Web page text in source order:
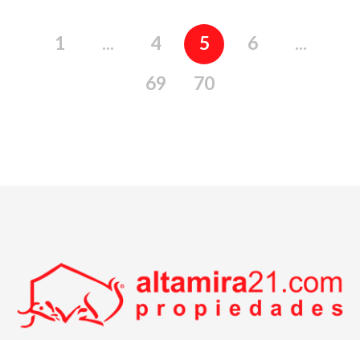
1 ... 4 5 6
...
69
70